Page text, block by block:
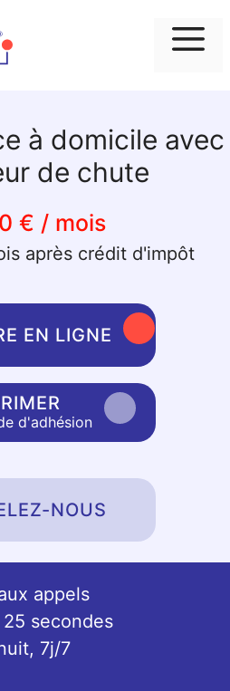
à domicile avec
de chute
€ / mois
après crédit d'impôt
EN LIGNE
d'adhésion
NOUS
appels
secondes
7j/7